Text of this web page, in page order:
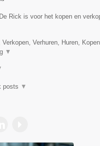
Rick is voor het kopen en
Verhuren, Huren,
▼
posts ▼